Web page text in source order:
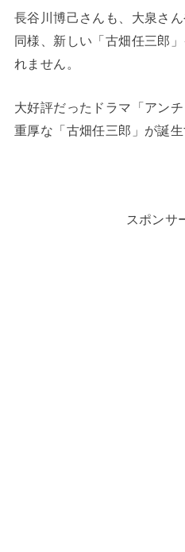
長谷川博己さんも、大泉さ
同様、新しい「古畑任三郎
れません。
大好評だったドラマ「アン
重厚な「古畑任三郎」が誕生
スポンサ